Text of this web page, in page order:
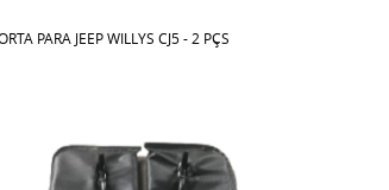
PARA JEEP WILLYS CJ5 - 2 PÇS